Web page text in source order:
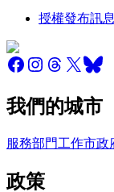
授權發布訊息
我們的城市
服務部門工作市政
政策